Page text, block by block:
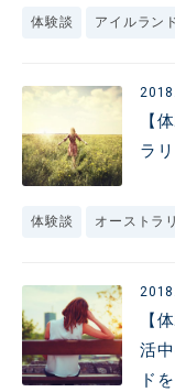
体験談 アイルラン
【
ラ
体験談 オーストラ
【
活
ド